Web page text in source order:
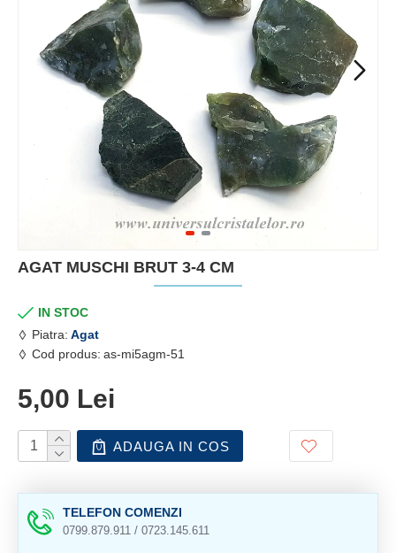
AGAT MUSCHI BRUT 3-4 CM
IN STOC
Piatra: Agat
Cod produs: as-mi5agm-51
5,00 Lei
ADAUGA IN COS
TELEFON COMENZI
0799.879.911 / 0723.145.611